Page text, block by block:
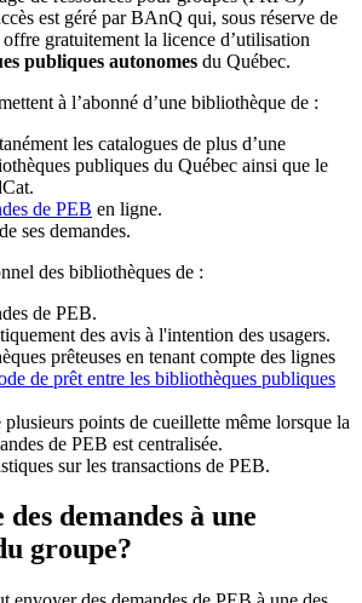
est géré par BAnQ qui, sous réserve de
gratuitement la licence d’utilisation
publiques autonomes du Québec.
à l’abonné d’une bibliothèque de :
les catalogues de plus d’une
publiques du Québec ainsi que le
de PEB en ligne.
ses demandes.
des bibliothèques de :
de PEB.
des avis à l'intention des usagers.
prêteuses en tenant compte des lignes
de prêt entre les bibliothèques publiques
points de cueillette même lorsque la
de PEB est centralisée.
sur les transactions de PEB.
demandes à une
groupe?